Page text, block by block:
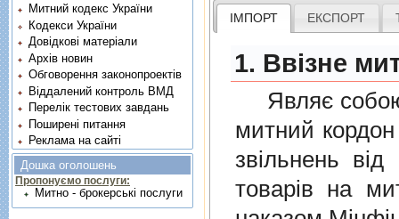
ІМПОРТ ЕКСПОРТ
1. Ввізне
Являє собою
митний
звiльнень вiд
товарiв на
Митний кодекс України
Кодекси України
Довідкові матеріали
Архів новин
Обговорення законопроектів
Віддалений контроль ВМД
Перелік тестових завдань
Поширені питання
Реклама на сайті
Дошка оголошень
Пропонуємо послуги:
Митно - брокерські послуги